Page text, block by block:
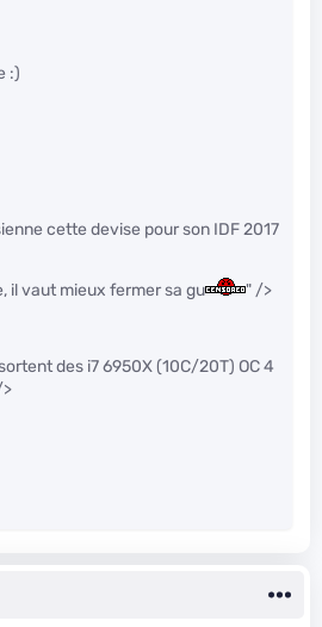
:)
cette devise pour son IDF 2017
il vaut mieux fermer sa gu " />
des i7 6950X (10C/20T) OC 4